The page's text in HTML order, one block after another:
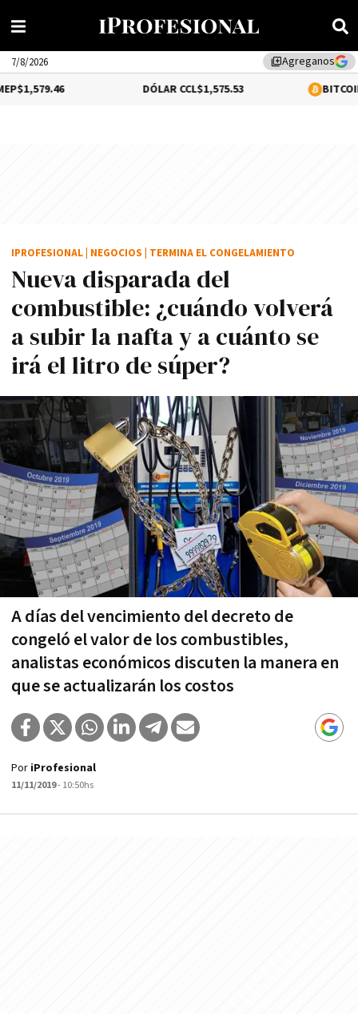
library_addAgreganos
7/8/2026
DÓLAR CCL$1,575.53 BITCOIN1.36%
Nueva disparada del
combustible: ¿cuándo volverá
a subir la nafta y a cuánto se
irá el litro de súper?
A días del vencimiento del decreto de
congeló el valor de los combustibles,
analistas económicos discuten la manera en
que se actualizarán los costos
IPROFESIONAL NEGOCIOS TERMINA EL CONGELAMIENTO
Por iProfesional
11/11/2019- 10:50hs